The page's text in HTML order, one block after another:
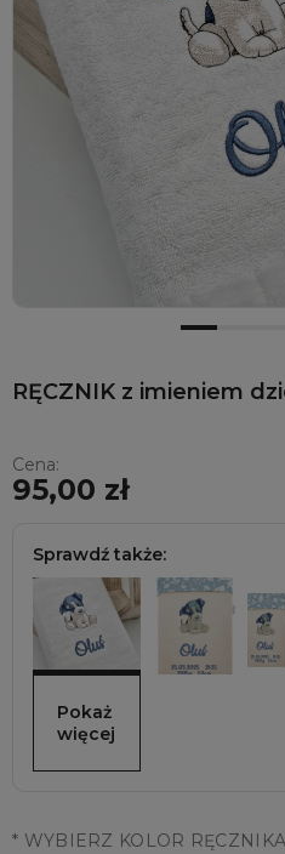
Wybierz coś dla siebie z
zaloguj się, aby
z
RĘCZNIK z imieniem
Cena:
95,00 zł
Sprawdź także:
Pokaż
więcej
* WYBIERZ KOLOR